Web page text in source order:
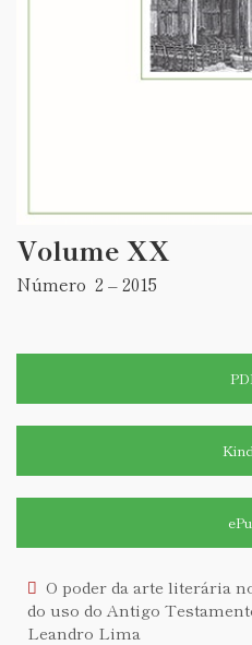
Volume XX
Número 2 – 2015
O poder da arte literária
do uso do Antigo
Leandro Lima